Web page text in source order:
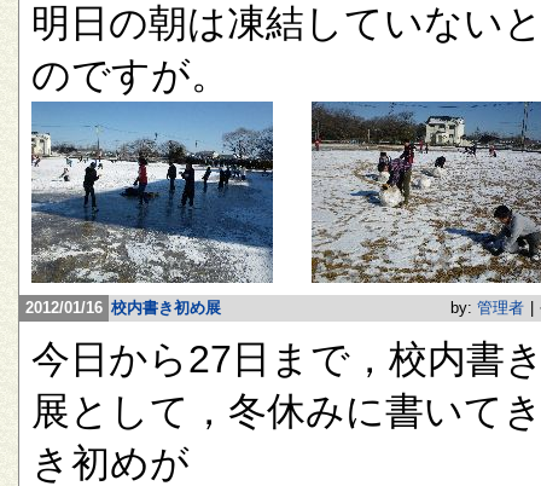
明日の朝は凍結していない
のですが。
2012/01/16 校内書き初め展 by: 管理者
今日から27日まで，校内書
展として，冬休みに書いて
き初めが